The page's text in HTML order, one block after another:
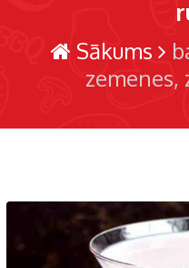
Sākums
zemenes